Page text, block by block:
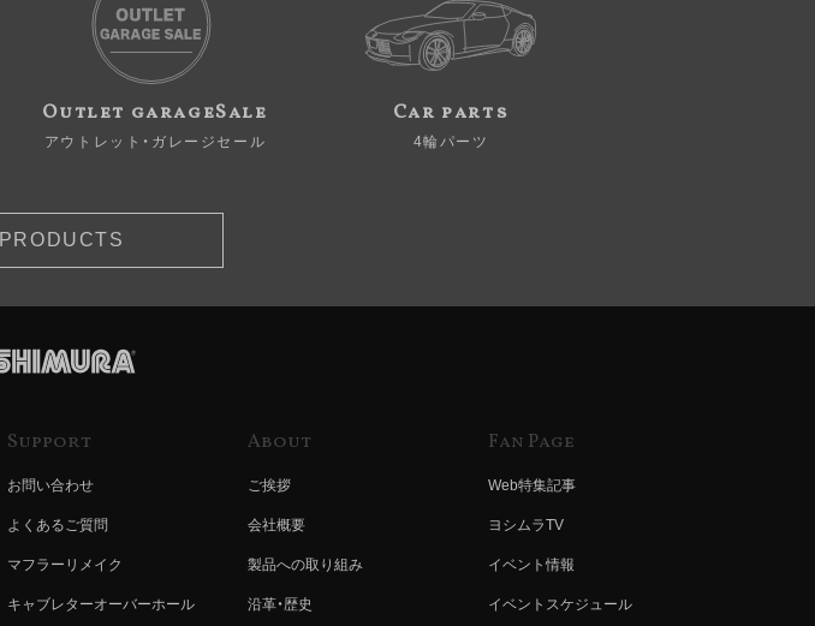
Outlet garageSale
アウトレット・ガレージセール
Car parts
4輪パーツ
Support
お問い合わせ
よくあるご質問
マフラーリメイク
キャブレターオーバーホール
About
ご挨拶
会社概要
製品への取り組み
沿革・歴史
Fan Page
Web特集記事
ヨシムラTV
イベント情報
イベントスケジュール